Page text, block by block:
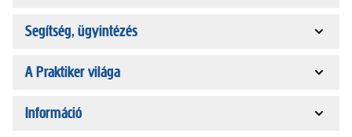
Segítség, ügyintézés
A Praktiker világa
Információ